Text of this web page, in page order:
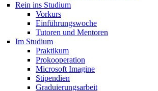
Rein ins Studium
Vorkurs
Einführungswoche
Tutoren und Mentoren
Im Studium
Praktikum
Prokooperation
Microsoft Imagine
Stipendien
Graduierungsarbeit